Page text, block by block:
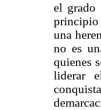
el grado
principio
una
no es
quienes
liderar